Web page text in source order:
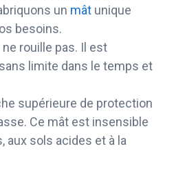
un mât unique
besoins.
rouille pas. Il est
limite dans le temps et
supérieure de protection
Ce mât est insensible
aux sols acides et à la